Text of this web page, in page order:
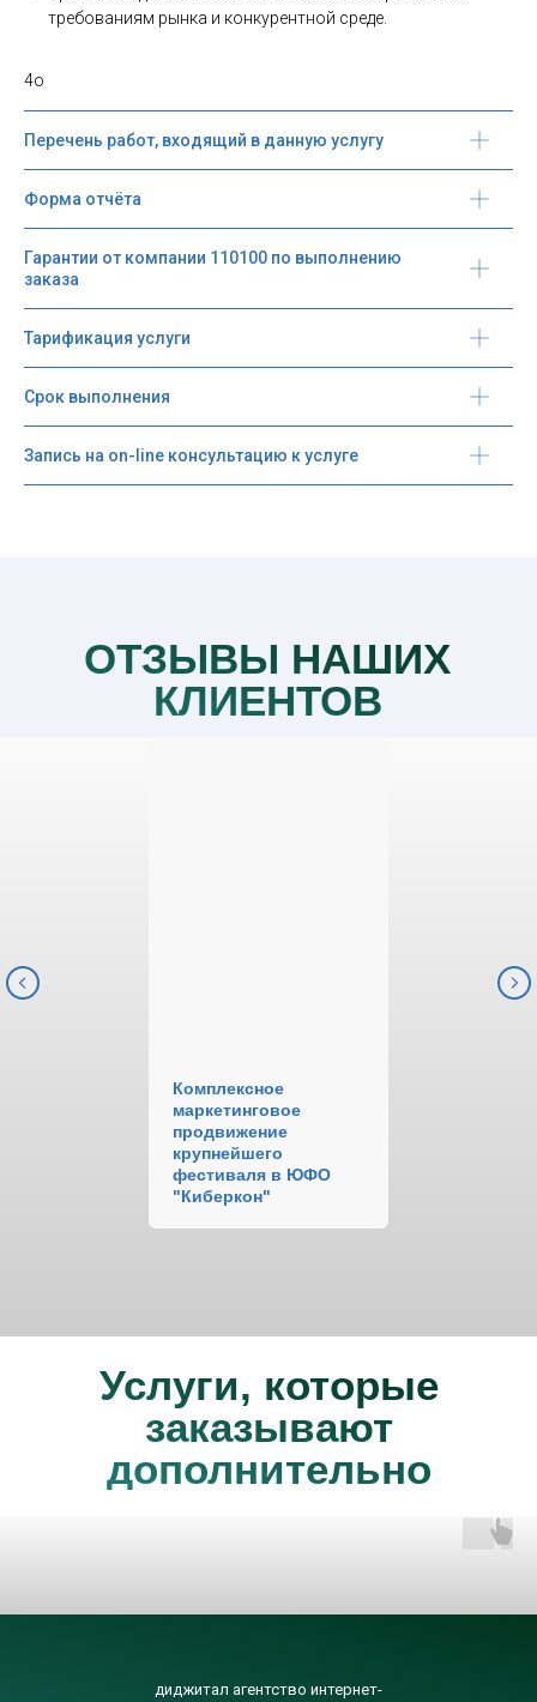
требованиям рынка и конкурентной среде.
4o
Перечень работ, входящий в данную услугу
Форма отчёта
Гарантии от компании 110100 по выполнению
заказа
Тарификация услуги
Срок выполнения
Запись на on-line консультацию к услуге
ОТЗЫВЫ НАШИХ
КЛИЕНТОВ
Комплексное
маркетинговое
продвижение
крупнейшего
фестиваля в ЮФО
"Киберкон"
Услуги, которые
заказывают
дополнительно
диджитал агентство интернет-